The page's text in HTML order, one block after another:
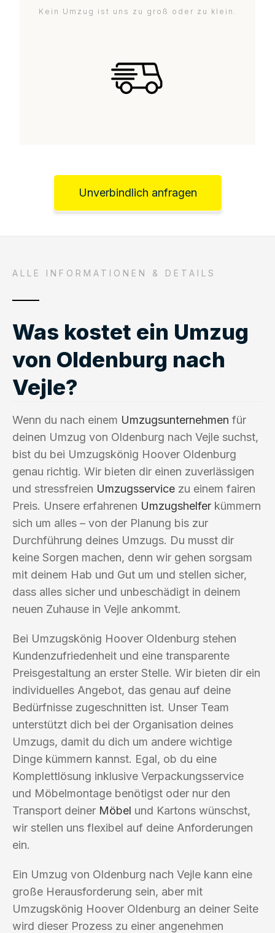
Kein Umzug ist uns zu groß oder zu klein.
Unverbindlich anfragen
ALLE INFORMATIONEN & DETAILS
Was kostet ein Umzug
von Oldenburg nach
Vejle?
Wenn du nach einem Umzugsunternehmen für
deinen Umzug von Oldenburg nach Vejle suchst,
bist du bei Umzugskönig Hoover Oldenburg
genau richtig. Wir bieten dir einen zuverlässigen
und stressfreien Umzugsservice zu einem fairen
Preis. Unsere erfahrenen Umzugshelfer kümmern
sich um alles – von der Planung bis zur
Durchführung deines Umzugs. Du musst dir
keine Sorgen machen, denn wir gehen sorgsam
mit deinem Hab und Gut um und stellen sicher,
dass alles sicher und unbeschädigt in deinem
neuen Zuhause in Vejle ankommt.
Bei Umzugskönig Hoover Oldenburg stehen
Kundenzufriedenheit und eine transparente
Preisgestaltung an erster Stelle. Wir bieten dir ein
individuelles Angebot, das genau auf deine
Bedürfnisse zugeschnitten ist. Unser Team
unterstützt dich bei der Organisation deines
Umzugs, damit du dich um andere wichtige
Dinge kümmern kannst. Egal, ob du eine
Komplettlösung inklusive Verpackungsservice
und Möbelmontage benötigst oder nur den
Transport deiner Möbel und Kartons wünschst,
wir stellen uns flexibel auf deine Anforderungen
ein.
Ein Umzug von Oldenburg nach Vejle kann eine
große Herausforderung sein, aber mit
Umzugskönig Hoover Oldenburg an deiner Seite
wird dieser Prozess zu einer angenehmen